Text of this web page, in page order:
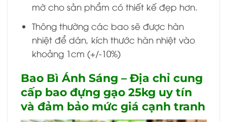
mờ cho sản phẩm có thiết kế đẹp hơn.
Thông thường các bao sẽ được hàn
nhiệt để dán, kích thước hàn nhiệt vào
khoảng 1cm (+/-10%)
Bao Bì Ánh Sáng – Địa chỉ cung
cấp bao đựng gạo 25kg uy tín
và đảm bảo mức giá cạnh tranh